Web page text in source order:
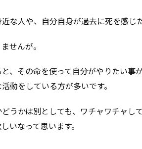
な人や、自分自身が過去に死を感じ
せんが。
、その命を使って自分がやりたい事
動をしている方が多いです。
うかは別としても、ワチャワチャし
いなって思います。